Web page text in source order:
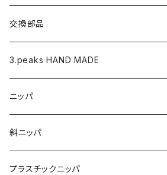
交換部品
バネ
ナイロンジョープライヤー用 替えくわえ部
くちプラ用替えくわえ部
ハンマープライヤー用
3.peaks HAND MADE
ニッパ
丸ペンチ
平ペンチ
ニッパ
強力ニッパ
かるいニッパ
斜ニッパ
プラスチックニッパ